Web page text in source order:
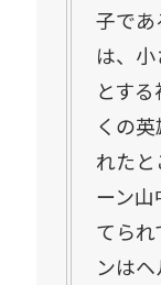
子であ
は、
とす
くの
れた
ーン
てら
ンは